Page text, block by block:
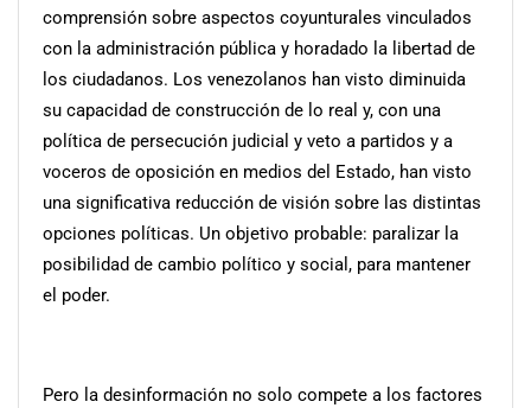
comprensión sobre aspectos coyunturales vinculados
con la administración pública y horadado la libertad de
los ciudadanos. Los venezolanos han visto diminuida
su capacidad de construcción de lo real y, con una
política de persecución judicial y veto a partidos y a
voceros de oposición en medios del Estado, han visto
una significativa reducción de visión sobre las distintas
opciones políticas. Un objetivo probable: paralizar la
posibilidad de cambio político y social, para mantener
el poder.
Pero la desinformación no solo compete a los factores